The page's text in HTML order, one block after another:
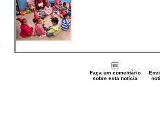
Faça um comentário
sobre esta notícia